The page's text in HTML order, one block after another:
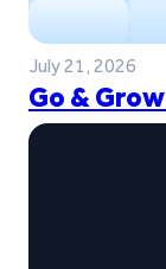
July 21, 2026
Go &